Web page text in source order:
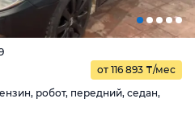
от 116 893 ₸/мес
робот, передний, седан,